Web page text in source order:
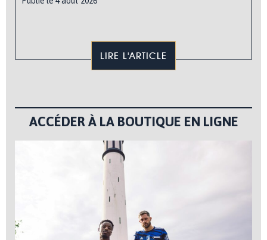
LIRE L'ARTICLE
ACCÉDER À LA BOUTIQUE EN LIGNE